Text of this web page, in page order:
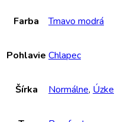
Farba Tmavo modrá
Pohlavie Chlapec
Šírka Normálne, Úzke